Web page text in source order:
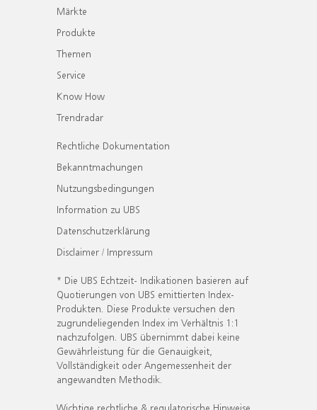
Märkte
Produkte
Themen
Service
Know How
Trendradar
Rechtliche Dokumentation
Bekanntmachungen
Nutzungsbedingungen
Information zu UBS
Datenschutzerklärung
Disclaimer / Impressum
* Die UBS Echtzeit- Indikationen basieren auf
Quotierungen von UBS emittierten Index-
Produkten. Diese Produkte versuchen den
zugrundeliegenden Index im Verhältnis 1:1
nachzufolgen. UBS übernimmt dabei keine
Gewährleistung für die Genauigkeit,
Vollständigkeit oder Angemessenheit der
angewandten Methodik.